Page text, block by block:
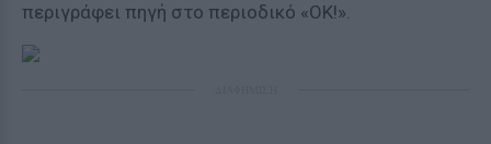
περιγράφει πηγή στο περιοδικό «OΚ!».